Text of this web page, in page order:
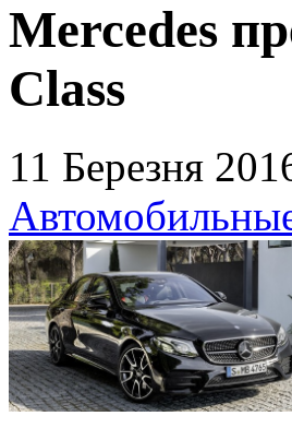
Mercedes
Class
11 Березня